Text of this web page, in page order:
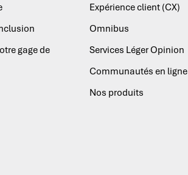
gage de
Expérience client (CX)
Omnibus
Services Léger Opinion
Communautés en ligne
Nos produits